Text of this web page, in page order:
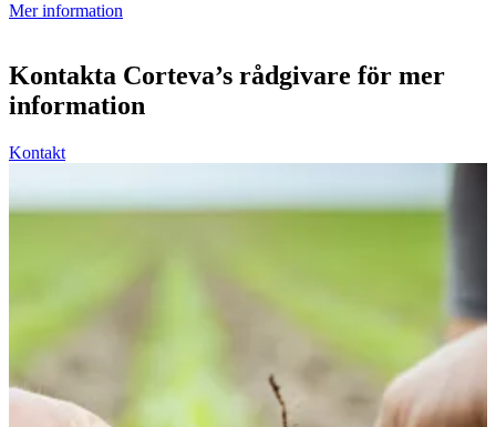
Mer information
Kontakta Corteva’s rådgivare för mer
information
Kontakt